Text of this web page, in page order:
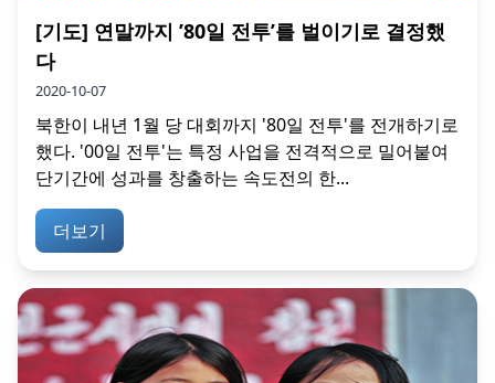
[기도] 연말까지 ’80일 전투’를 벌이기로 결정했
다
2020-10-07
북한이 내년 1월 당 대회까지 '80일 전투'를 전개하기로
했다. '00일 전투'는 특정 사업을 전격적으로 밀어붙여
단기간에 성과를 창출하는 속도전의 한...
더보기